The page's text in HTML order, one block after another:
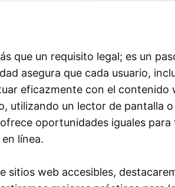
que un requisito legal; es un
asegura que cada usuario,
eficazmente con el contenido
utilizando un lector de pantalla
oportunidades iguales para
línea.
sitios web accesibles,